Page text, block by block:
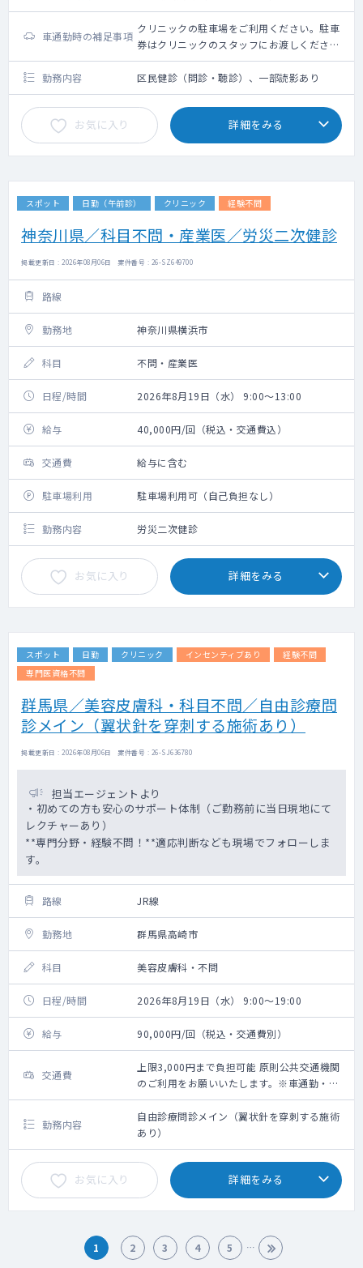
車通勤時の補足事項
クリニックの駐車場をご利用ください。駐車
券はクリニックのスタッフにお渡しくださ
い。
勤務内容
区民健診（問診・聴診）、一部読影あり
お気に入り 詳細をみる
スポット 日勤（午前診） クリニック 経験不問
神奈川県／科目不問・産業医／労災二次健診
掲載更新日 : 2026年08月06日 案件番号 : 26-SZ649700
路線
勤務地 神奈川県横浜市
科目 不問・産業医
日程/時間 2026年8月19日（水） 9:00～13:00
給与 40,000円/回（税込・交通費込）
交通費 給与に含む
駐車場利用 駐車場利用可（自己負担なし）
勤務内容 労災二次健診
お気に入り 詳細をみる
スポット 日勤 クリニック インセンティブあり
経験不問
専門医資格不問
群馬県／美容皮膚科・科目不問／自由診療問
診メイン（翼状針を穿刺する施術あり）
掲載更新日 : 2026年08月06日 案件番号 : 26-SJ636780
担当エージェントより
・初めての方も安心のサポート体制（ご勤務前に当日現地にて
レクチャーあり）
**専門分野・経験不問！**適応判断なども現場でフォローしま
す。
路線 JR線
勤務地 群馬県高崎市
科目 美容皮膚科・不問
日程/時間 2026年8月19日（水） 9:00～19:00
給与 90,000円/回（税込・交通費別）
交通費
上限3,000円まで負担可能 原則公共交通機関
のご利用をお願いいたします。※車通勤・タ
クシー利用要相談
勤務内容
自由診療問診メイン（翼状針を穿刺する施術
あり）
お気に入り 詳細をみる
1 2 3 4 5